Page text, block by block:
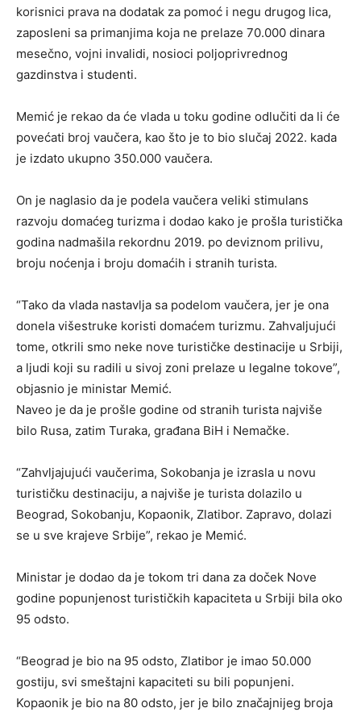
korisnici prava na dodatak za pomoć i negu drugog lica,
zaposleni sa primanjima koja ne prelaze 70.000 dinara
mesečno, vojni invalidi, nosioci poljoprivrednog
gazdinstva i studenti.
Memić je rekao da će vlada u toku godine odlučiti da li će
povećati broj vaučera, kao što je to bio slučaj 2022. kada
je izdato ukupno 350.000 vaučera.
On je naglasio da je podela vaučera veliki stimulans
razvoju domaćeg turizma i dodao kako je prošla turistička
godina nadmašila rekordnu 2019. po deviznom prilivu,
broju noćenja i broju domaćih i stranih turista.
“Tako da vlada nastavlja sa podelom vaučera, jer je ona
donela višestruke koristi domaćem turizmu. Zahvaljujući
tome, otkrili smo neke nove turističke destinacije u Srbiji,
a ljudi koji su radili u sivoj zoni prelaze u legalne tokove”,
objasnio je ministar Memić.
Naveo je da je prošle godine od stranih turista najviše
bilo Rusa, zatim Turaka, građana BiH i Nemačke.
“Zahvljajujući vaučerima, Sokobanja je izrasla u novu
turističku destinaciju, a najviše je turista dolazilo u
Beograd, Sokobanju, Kopaonik, Zlatibor. Zapravo, dolazi
se u sve krajeve Srbije”, rekao je Memić.
Ministar je dodao da je tokom tri dana za doček Nove
godine popunjenost turističkih kapaciteta u Srbiji bila oko
95 odsto.
“Beograd je bio na 95 odsto, Zlatibor je imao 50.000
gostiju, svi smeštajni kapaciteti su bili popunjeni.
Kopaonik je bio na 80 odsto, jer je bilo značajnijeg broja